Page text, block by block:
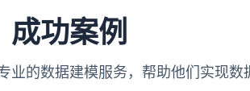
成功案例
业的数据建模服务，帮助他们实现数